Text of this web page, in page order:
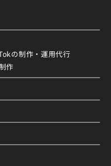
の制作・運用代行
作